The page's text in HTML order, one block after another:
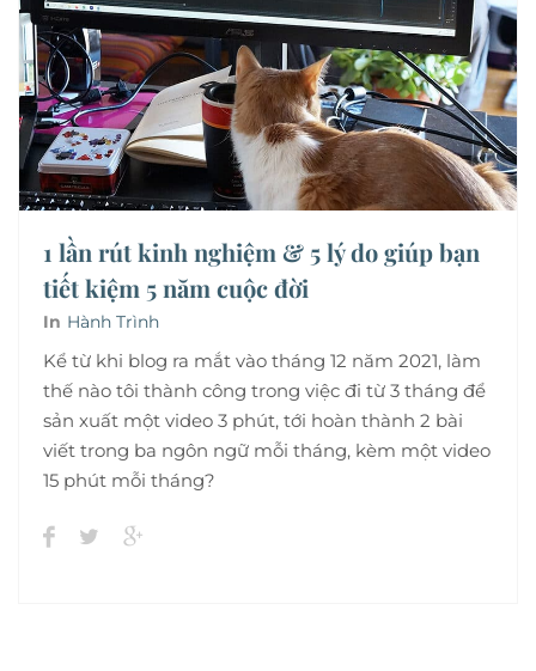
1 lần rút kinh nghiệm & 5 lý do giúp bạn
tiết kiệm 5 năm cuộc đời
In Hành Trình
Kể từ khi blog ra mắt vào tháng 12 năm 2021, làm
thế nào tôi thành công trong việc đi từ 3 tháng để
sản xuất một video 3 phút, tới hoàn thành 2 bài
viết trong ba ngôn ngữ mỗi tháng, kèm một video
15 phút mỗi tháng?